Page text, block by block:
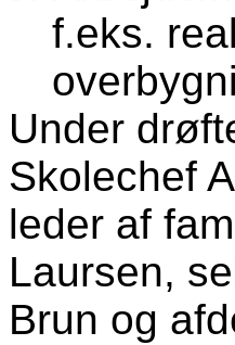
f.eks.
Under
Skolechef
leder af
Laursen,
Brun og